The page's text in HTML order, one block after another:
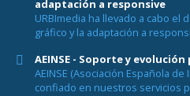
adaptación a responsive
URBImedia ha llevado a cabo
gráfico y la adaptación a
AEINSE - Soporte y
AEINSE (Asociación Española
confiado en nuestros servicios